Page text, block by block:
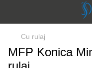
Cu rulaj
MFP Konica